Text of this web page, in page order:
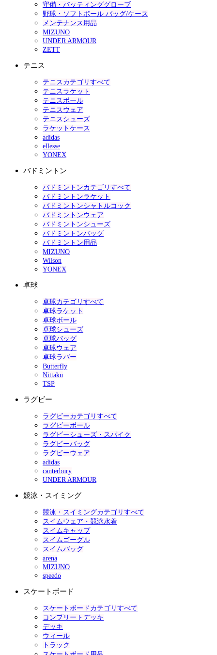
守備・バッティンググローブ
野球・ソフトボール バッグ/ケース
メンテナンス用品
MIZUNO
UNDER ARMOUR
ZETT
テニス
テニスカテゴリすべて
テニスラケット
テニスボール
テニスウェア
テニスシューズ
ラケットケース
adidas
ellesse
YONEX
バドミントン
バドミントンカテゴリすべて
バドミントンラケット
バドミントンシャトルコック
バドミントンウェア
バドミントンシューズ
バドミントンバッグ
バドミントン用品
MIZUNO
Wilson
YONEX
卓球
卓球カテゴリすべて
卓球ラケット
卓球ボール
卓球シューズ
卓球バッグ
卓球ウェア
卓球ラバー
Butterfly
Nittaku
TSP
ラグビー
ラグビーカテゴリすべて
ラグビーボール
ラグビーシューズ・スパイク
ラグビーバッグ
ラグビーウェア
adidas
canterbury
UNDER ARMOUR
競泳・スイミング
競泳・スイミングカテゴリすべて
スイムウェア・競泳水着
スイムキャップ
スイムゴーグル
スイムバッグ
arena
MIZUNO
speedo
スケートボード
スケートボードカテゴリすべて
コンプリートデッキ
デッキ
ウィール
トラック